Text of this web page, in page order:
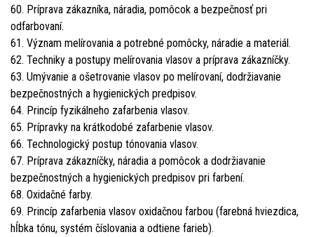
60. Príprava zákazníka, náradia, pomôcok a bezpečnosť pri
odfarbovaní.
61. Význam melírovania a potrebné pomôcky, náradie a materiál.
62. Techniky a postupy melírovania vlasov a príprava zákazníčky.
63. Umývanie a ošetrovanie vlasov po melírovaní, dodržiavanie
bezpečnostných a hygienických predpisov.
64. Princíp fyzikálneho zafarbenia vlasov.
65. Prípravky na krátkodobé zafarbenie vlasov.
66. Technologický postup tónovania vlasov.
67. Príprava zákazníčky, náradia a pomôcok a dodržiavanie
bezpečnostných a hygienických predpisov pri farbení.
68. Oxidačné farby.
69. Princíp zafarbenia vlasov oxidačnou farbou (farebná hviezdica,
hĺbka tónu, systém číslovania a odtiene farieb).